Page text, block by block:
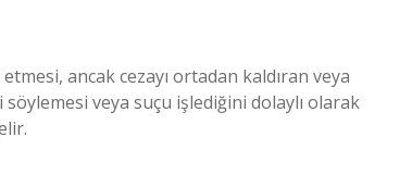
ancak cezayı ortadan kaldıran veya
veya suçu işlediğini dolaylı olarak